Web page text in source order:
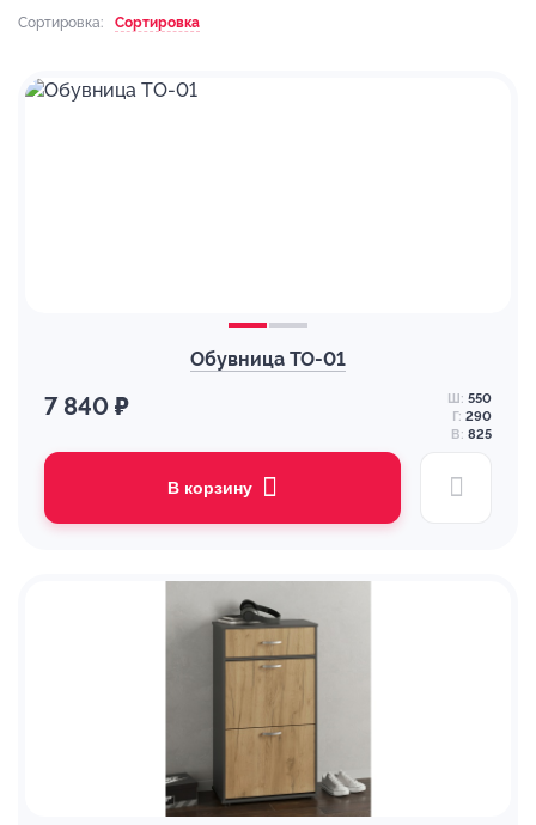
Сортировка: Сортировка
Обувница ТО-01
7 840 ₽ Ш: 550
Г: 290
В: 825
В корзину